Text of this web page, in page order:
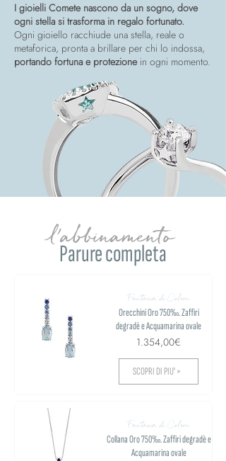
I gioielli Comete nascono da un sogno, dove
ogni stella si trasforma in regalo fortunato.
Ogni gioiello racchiude una stella, reale o
metaforica, pronta a brillare per chi lo indossa,
portando fortuna e protezione in ogni momento.
Parure completa
l'abbinamento
Fantasia di Colore
Orecchini Oro 750‰. Zaffiri
degradè e Acquamarina ovale
1.354,00€
SCOPRI DI PIU' >
Fantasia di Colore
Collana Oro 750‰. Zaffiri degradè e
Acquamarina ovale